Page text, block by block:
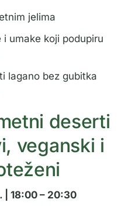
jelima
i umake koji podupiru
lagano bez gubitka
deserti
veganski i
| 18:00 – 20:30